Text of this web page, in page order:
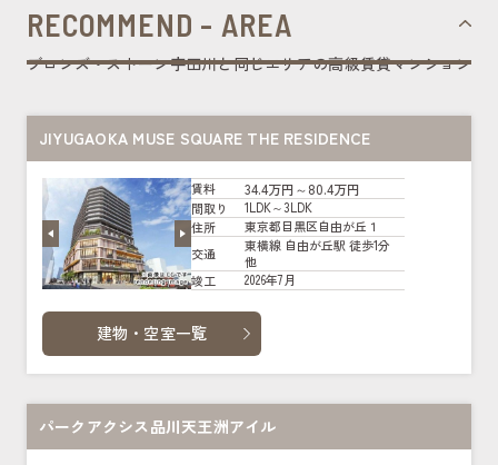
RECOMMEND - AREA
ブロンズ・ストーン宇田川と同じエリアの高級賃貸マンション
JIYUGAOKA MUSE SQUARE THE RESIDENCE
賃料 34.4万円～80.4万円
間取り
1LDK～3LDK
住所
東京都目黒区自由が丘１
交通
東横線 自由が丘駅 徒歩1分
他
竣工
2026年7月
建物・空室一覧
パークアクシス品川天王洲アイル